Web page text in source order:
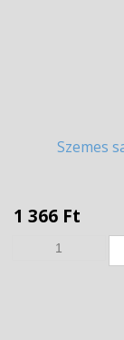
Szemes
1 366 Ft